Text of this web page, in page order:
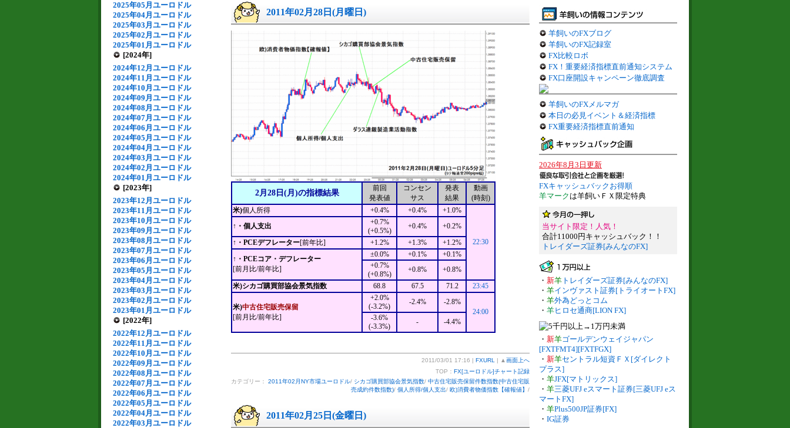
2025年05月ユーロドル
2025年04月ユーロドル
2025年03月ユーロドル
2025年02月ユーロドル
2025年01月ユーロドル
[2024年]
2024年12月ユーロドル
2024年11月ユーロドル
2024年10月ユーロドル
2024年09月ユーロドル
2024年08月ユーロドル
2024年07月ユーロドル
2024年06月ユーロドル
2024年05月ユーロドル
2024年04月ユーロドル
2024年03月ユーロドル
2024年02月ユーロドル
2024年01月ユーロドル
[2023年]
2023年12月ユーロドル
2023年11月ユーロドル
2023年10月ユーロドル
2023年09月ユーロドル
2023年08月ユーロドル
2023年07月ユーロドル
2023年06月ユーロドル
2023年05月ユーロドル
2023年04月ユーロドル
2023年03月ユーロドル
2023年02月ユーロドル
2023年01月ユーロドル
[2022年]
2022年12月ユーロドル
2022年11月ユーロドル
2022年10月ユーロドル
2022年09月ユーロドル
2022年08月ユーロドル
2022年07月ユーロドル
2022年06月ユーロドル
2022年05月ユーロドル
2022年04月ユーロドル
2022年03月ユーロドル
2011年02月28日(月曜日)
2月28日(月)の指標結果
前回
発表値
コンセン
サス
発表
結果
動画
(時刻)
米)個人所得 +0.4% +0.4% +1.0%
22:30
↑・個人支出
+0.7%
(+0.5%)
+0.4%
+0.2%
↑・PCEデフレーター[前年比] +1.2% +1.3%
+1.2%
↑・PCEコア・デフレーター
[前月比/前年比]
±0.0% +0.1%
+0.1%
+0.7%
(+0.8%)
+0.8%
+0.8%
米)シカゴ購買部協会景気指数
68.8 67.5 71.2 23:45
米)中古住宅販売保留
[前月比/前年比]
+2.0%
(-3.2%)
-2.4%
-2.8%
24:00
-3.6%
(-3.3%)
- -4.4%
2011/03/01 17:16 | FXURL | ▲ 画面上へ
TOP： FX[ユーロドル]チャート記録
カテゴリー： 2011年02月NY市場ユーロドル/ シカゴ購買部協会景気指数/ 中古住宅販売保留件数指数(中古住宅販
売成約件数指数)/ 個人所得/個人支出/ 欧)消費者物価指数【確報値】 /
2011年02月25日(金曜日)
羊飼いのFXブログ
羊飼いのFX記録室
FX比較ロボ
FX！重要経済指標直前通知システム
FX口座開設キャンペーン徹底調査
羊飼いのFXメルマガ
本日の必見イベント＆経済指標
FX重要経済指標直前通知
2026年8月3日更新
FXキャッシュバックお得順
羊マーク は羊飼いＦＸ限定特典
当サイト限定！人気！
合計11000円キャッシュバック！！
トレイダーズ証券[みんなのFX]
・ 新羊 トレイダーズ証券[みんなのFX]
・ 羊インヴァスト証券[トライオートFX]
・ 羊外為どっとコム
・ 羊ヒロセ通商[LION FX]
・ 新羊ゴールデンウェイジャパン
[FXTFMT4][FXTFGX]
・ 新羊セントラル短資ＦＸ[ダイレクト
プラス]
・ 羊JFX[マトリックス]
・ 羊三菱UFJ eスマート証券[三菱UFJ eス
マートFX]
・ 羊Plus500JP証券[FX]
・ IG証券